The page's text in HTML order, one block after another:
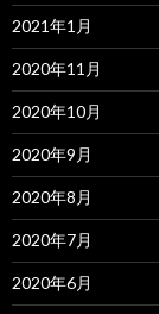
2021年1月
2020年11月
2020年10月
2020年9月
2020年8月
2020年7月
2020年6月